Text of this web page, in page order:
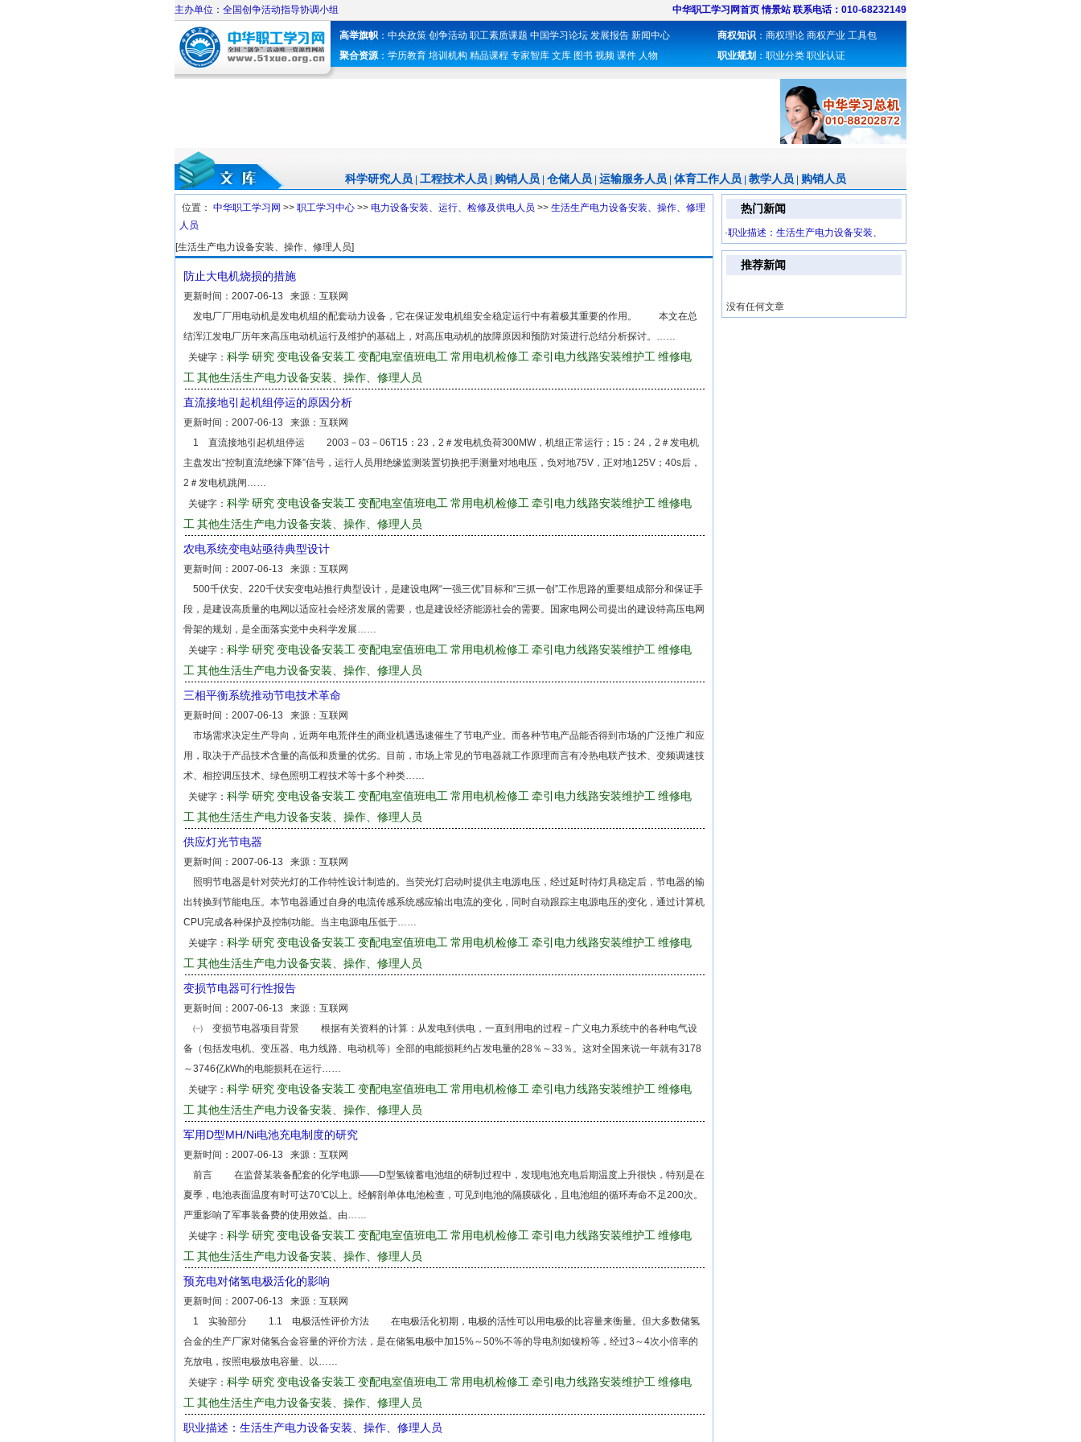
主办单位：全国创争活动指导协调小组 中华职工学习网首页 情景站 联系电话：010-68232149
商权知识 ： 商权理论 商权产业 工具包
高举旗帜 ： 中央政策 创争活动 职工素质课题 中国学习论坛 发展报告 新闻中心
职业规划 ： 职业分类 职业认证
聚合资源： 学历教育 培训机构 精品课程 专家智库 文库 图书 视频 课件 人物
科学研究人员 工程技术人员 购销人员 仓储人员 运输服务人员 体育工作人员 教学人员 购销人员
热门新闻
·职业描述：生活生产电力设备安装、
推荐新闻
没有任何文章
位置： 中华职工学习网 >> 职工学习中心 >> 电力设备安装、运行、检修及供电人员 >> 生活生产电力设备安装、操作、修理
人员
[生活生产电力设备安装、操作、修理人员]
防止大电机烧损的措施
更新时间： 2007-06-13 来源： 互联网
发电厂厂用电动机是发电机组的配套动力设备，它在保证发电机组安全稳定运行中有着极其重要的作用。 本文在总
结浑江发电厂历年来高压电动机运行及维护的基础上，对高压电动机的故障原因和预防对策进行总结分析探讨。……
关键字： 科学研究变电设备安装工 变配电室值班电工 常用电机检修工 牵引电力线路安装维护工 维修电
工 其他生活生产电力设备安装、操作、修理人员
直流接地引起机组停运的原因分析
更新时间： 2007-06-13 来源： 互联网
1 直流接地引起机组停运 2003－03－06T15：23，2＃发电机负荷300MW，机组正常运行；15：24，2＃发电机
主盘发出“控制直流绝缘下降”信号，运行人员用绝缘监测装置切换把手测量对地电压，负对地75V，正对地125V；40s后，
2＃发电机跳闸……
关键字： 科学研究变电设备安装工 变配电室值班电工 常用电机检修工 牵引电力线路安装维护工 维修电
工 其他生活生产电力设备安装、操作、修理人员
农电系统变电站亟待典型设计
更新时间： 2007-06-13 来源： 互联网
500千伏安、220千伏安变电站推行典型设计，是建设电网“一强三优”目标和“三抓一创”工作思路的重要组成部分和保证手
段，是建设高质量的电网以适应社会经济发展的需要，也是建设经济能源社会的需要。国家电网公司提出的建设特高压电网
骨架的规划，是全面落实党中央科学发展……
关键字： 科学研究变电设备安装工 变配电室值班电工 常用电机检修工 牵引电力线路安装维护工 维修电
工 其他生活生产电力设备安装、操作、修理人员
三相平衡系统推动节电技术革命
更新时间： 2007-06-13 来源： 互联网
市场需求决定生产导向，近两年电荒伴生的商业机遇迅速催生了节电产业。而各种节电产品能否得到市场的广泛推广和应
用，取决于产品技术含量的高低和质量的优劣。目前，市场上常见的节电器就工作原理而言有冷热电联产技术、变频调速技
术、相控调压技术、绿色照明工程技术等十多个种类……
关键字： 科学研究变电设备安装工 变配电室值班电工 常用电机检修工 牵引电力线路安装维护工 维修电
工 其他生活生产电力设备安装、操作、修理人员
供应灯光节电器
更新时间： 2007-06-13 来源： 互联网
照明节电器是针对荧光灯的工作特性设计制造的。当荧光灯启动时提供主电源电压，经过延时待灯具稳定后，节电器的输
出转换到节能电压。本节电器通过自身的电流传感系统感应输出电流的变化，同时自动跟踪主电源电压的变化，通过计算机
CPU完成各种保护及控制功能。当主电源电压低于……
关键字： 科学研究变电设备安装工 变配电室值班电工 常用电机检修工 牵引电力线路安装维护工 维修电
工 其他生活生产电力设备安装、操作、修理人员
变损节电器可行性报告
更新时间： 2007-06-13 来源： 互联网
㈠ 变损节电器项目背景 根据有关资料的计算：从发电到供电，一直到用电的过程－广义电力系统中的各种电气设
备（包括发电机、变压器、电力线路、电动机等）全部的电能损耗约占发电量的28％～33％。这对全国来说一年就有3178
～3746亿kWh的电能损耗在运行……
关键字： 科学研究变电设备安装工 变配电室值班电工 常用电机检修工 牵引电力线路安装维护工 维修电
工 其他生活生产电力设备安装、操作、修理人员
军用D型MH/Ni电池充电制度的研究
更新时间： 2007-06-13 来源： 互联网
前言 在监督某装备配套的化学电源——D型氢镍蓄电池组的研制过程中，发现电池充电后期温度上升很快，特别是在
夏季，电池表面温度有时可达70℃以上。经解剖单体电池检查，可见到电池的隔膜碳化，且电池组的循环寿命不足200次。
严重影响了军事装备费的使用效益。由……
关键字： 科学研究变电设备安装工 变配电室值班电工 常用电机检修工 牵引电力线路安装维护工 维修电
工 其他生活生产电力设备安装、操作、修理人员
预充电对储氢电极活化的影响
更新时间： 2007-06-13 来源： 互联网
1 实验部分 1.1 电极活性评价方法 在电极活化初期，电极的活性可以用电极的比容量来衡量。但大多数储氢
合金的生产厂家对储氢合金容量的评价方法，是在储氢电极中加15%～50%不等的导电剂如镍粉等，经过3～4次小倍率的
充放电，按照电极放电容量、以……
关键字： 科学研究变电设备安装工 变配电室值班电工 常用电机检修工 牵引电力线路安装维护工 维修电
工 其他生活生产电力设备安装、操作、修理人员
职业描述：生活生产电力设备安装、操作、修理人员